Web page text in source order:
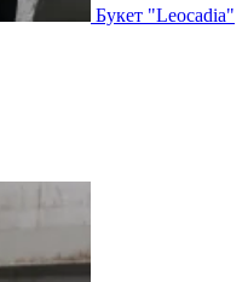
Букет "Leocadia"